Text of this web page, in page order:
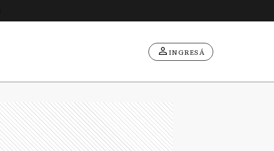
INGRESÁ